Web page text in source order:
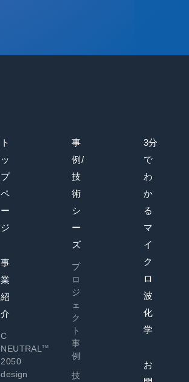
ト
ッ
プ
ペ
ー
ジ
事
業
紹
介
C
NEUTRALTM
2050
design
事
例/
技
術
シ
ー
ズ
プ
ロ
ジ
ェ
ク
ト
事
例
技
3分
で
わ
か
る
マ
イ
ク
ロ
波
化
学
お